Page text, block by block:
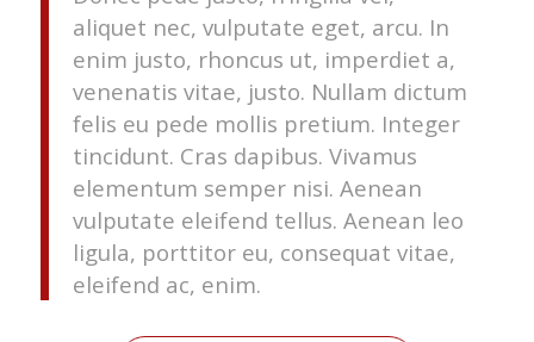
aliquet nec, vulputate eget, arcu. In
enim justo, rhoncus ut, imperdiet a,
venenatis vitae, justo. Nullam dictum
felis eu pede mollis pretium. Integer
tincidunt. Cras dapibus. Vivamus
elementum semper nisi. Aenean
vulputate eleifend tellus. Aenean leo
ligula, porttitor eu, consequat vitae,
eleifend ac, enim.